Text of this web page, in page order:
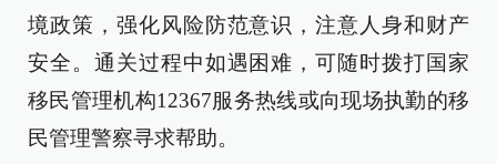
境政策，强化风险防范意识，注意人身和财产
安全。通关过程中如遇困难，可随时拨打国家
移民管理机构12367服务热线或向现场执勤的移
民管理警察寻求帮助。